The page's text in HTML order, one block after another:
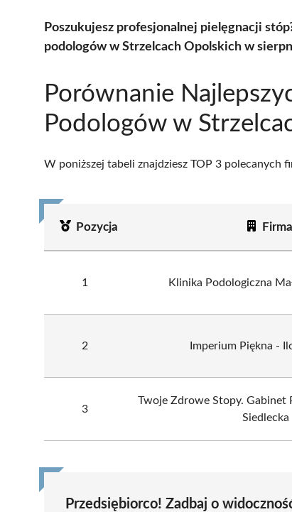
Poszukujesz profesjonalnej pielęgnacji
podologów w Strzelcach Opolskich w
Porównanie
Podologów w
W poniższej tabeli znajdziesz TOP 3 polecanych
Pozycja Firma
1 Klinika Podologiczna
2 Imperium Piękna -
3
Twoje Zdrowe Stopy. Gabinet
Siedlecka
Przedsiębiorco! Zadbaj o